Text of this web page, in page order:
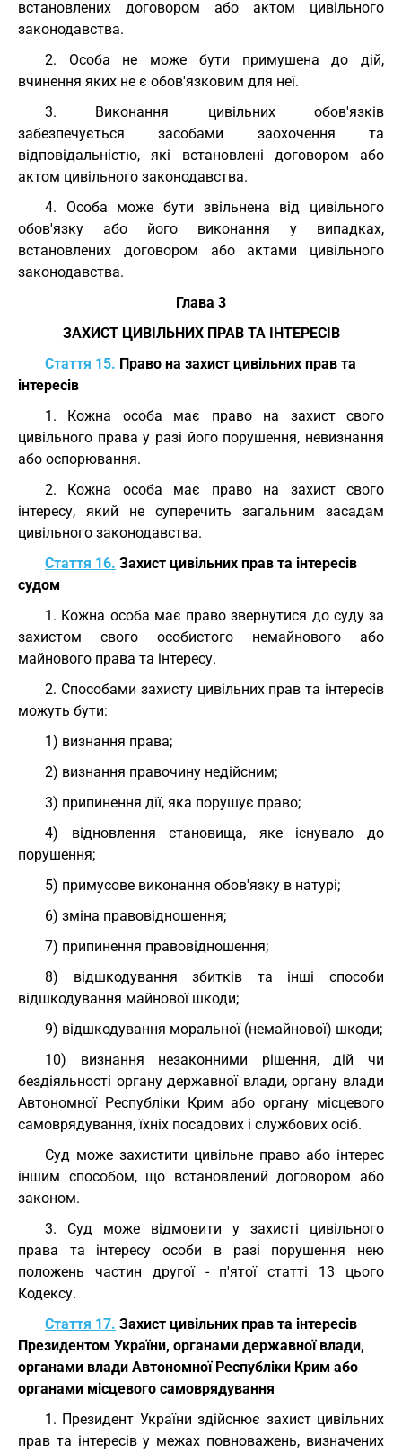
встановлених договором або актом цивільного
законодавства.
2. Особа не може бути примушена до дій,
вчинення яких не є обов'язковим для неї.
3. Виконання цивільних обов'язків
забезпечується засобами заохочення та
відповідальністю, які встановлені договором або
актом цивільного законодавства.
4. Особа може бути звільнена від цивільного
обов'язку або його виконання у випадках,
встановлених договором або актами цивільного
законодавства.
Глава 3
ЗАХИСТ ЦИВІЛЬНИХ ПРАВ ТА ІНТЕРЕСІВ
Стаття 15. Право на захист цивільних прав та
інтересів
1. Кожна особа має право на захист свого
цивільного права у разі його порушення, невизнання
або оспорювання.
2. Кожна особа має право на захист свого
інтересу, який не суперечить загальним засадам
цивільного законодавства.
Стаття 16. Захист цивільних прав та інтересів
судом
1. Кожна особа має право звернутися до суду за
захистом свого особистого немайнового або
майнового права та інтересу.
2. Способами захисту цивільних прав та інтересів
можуть бути:
1) визнання права;
2) визнання правочину недійсним;
3) припинення дії, яка порушує право;
4) відновлення становища, яке існувало до
порушення;
5) примусове виконання обов'язку в натурі;
6) зміна правовідношення;
7) припинення правовідношення;
8) відшкодування збитків та інші способи
відшкодування майнової шкоди;
9) відшкодування моральної (немайнової) шкоди;
10) визнання незаконними рішення, дій чи
бездіяльності органу державної влади, органу влади
Автономної Республіки Крим або органу місцевого
самоврядування, їхніх посадових і службових осіб.
Суд може захистити цивільне право або інтерес
іншим способом, що встановлений договором або
законом.
3. Суд може відмовити у захисті цивільного
права та інтересу особи в разі порушення нею
положень частин другої - п'ятої статті 13 цього
Кодексу.
Стаття 17. Захист цивільних прав та інтересів
Президентом України, органами державної влади,
органами влади Автономної Республіки Крим або
органами місцевого самоврядування
1. Президент України здійснює захист цивільних
прав та інтересів у межах повноважень, визначених